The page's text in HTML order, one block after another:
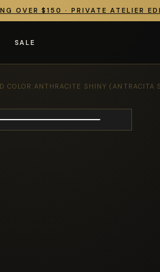
OVER $150 · PRIVATE ATELIER
SALE
SHINY (ANTRACITA